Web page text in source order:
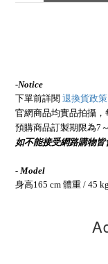
-Notice
下單前詳閱 退換貨政策
官網商品均實品拍攝
預購商品訂製期限為7
如不能接受網路購物
- Model
身高165 cm 體重 / 45 kg